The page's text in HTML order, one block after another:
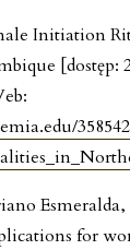
Initiation
[dostęp:
for